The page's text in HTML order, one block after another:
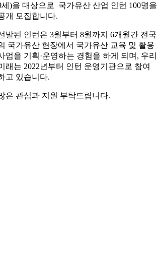
세)을 대상으로 국가유산 산업 인턴 100명을
개 모집합니다.
발된 인턴은 3월부터 8월까지 6개월간 전국
국가유산 현장에서 국가유산 교육 및 활용
업을 기획·운영하는 경험을 하게 되며, 우리
래는 2022년부터 인턴 운영기관으로 참여
고 있습니다.
은 관심과 지원 부탁드립니다.